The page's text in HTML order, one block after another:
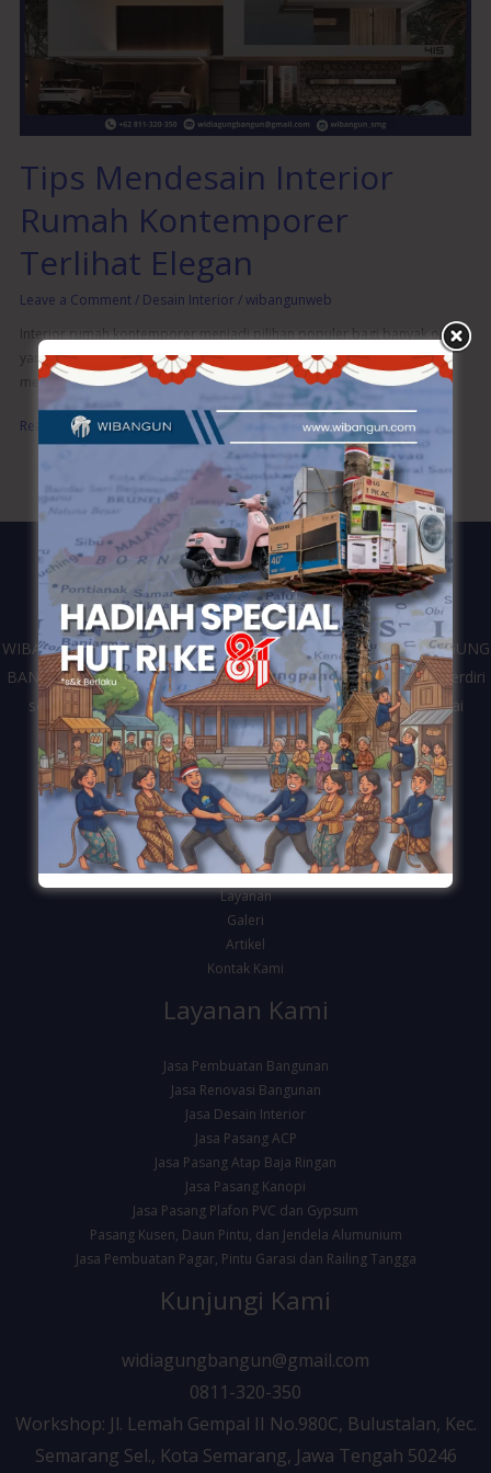
Tips Mendesain Interior
Rumah Kontemporer
Terlihat Elegan
Leave a Comment / Desain Interior /wibangunweb
Interior rumah kontemporer menjadi pilihan populer bagi banyak orang
yang menginginkan tampilan yang bersih, modern, dan elegan. Dalam
mendesain interior rumah
Kontemporer
Terlihat
Elegan
Read More »
WIBANGUN merupakan kontraktor dari perusahaan CV. WIDIAGUNG
BANGUN yang bergerak di bidang jasa konstruksi bangunan. Berdiri
sejak tahun 2016 dan telah melayani berbagai klien dari mulai
pemerintahan, swasta dan personal di Kota Semarang.
Navigasi
Beranda
Tentang Kami
Layanan
Galeri
Artikel
Kontak Kami
Layanan Kami
Jasa Pembuatan Bangunan
Jasa Renovasi Bangunan
Jasa Desain Interior
Jasa Pasang ACP
Jasa Pasang Atap Baja Ringan
Jasa Pasang Kanopi
Jasa Pasang Plafon PVC dan Gypsum
Pasang Kusen, Daun Pintu, dan Jendela Alumunium
Jasa Pembuatan Pagar, Pintu Garasi dan Railing Tangga
Kunjungi Kami
widiagungbangun@gmail.com
0811-320-350
Workshop: Jl. Lemah Gempal II No.980C, Bulustalan, Kec.
Semarang Sel., Kota Semarang, Jawa Tengah 50246